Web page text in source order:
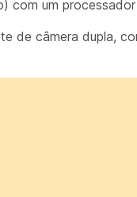
com um
de câmera dupla,